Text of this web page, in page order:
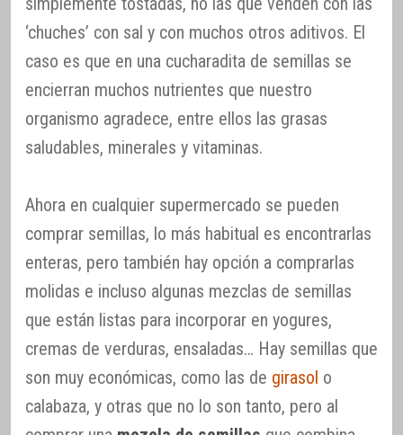
‘chuches’ con sal y con muchos otros aditivos. El
caso es que en una cucharadita de semillas se
encierran muchos nutrientes que nuestro
organismo agradece, entre ellos las grasas
saludables, minerales y vitaminas.
Ahora en cualquier supermercado se pueden
comprar semillas, lo más habitual es encontrarlas
enteras, pero también hay opción a comprarlas
molidas e incluso algunas mezclas de semillas
que están listas para incorporar en yogures,
cremas de verduras, ensaladas… Hay semillas que
son muy económicas, como las de girasol o
calabaza, y otras que no lo son tanto, pero al